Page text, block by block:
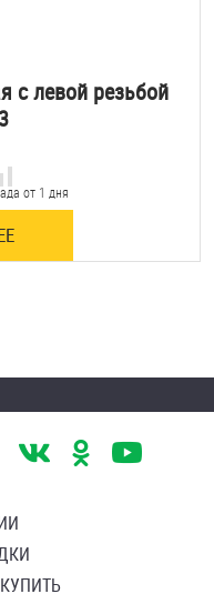
с левой резьбой
от 1 дня